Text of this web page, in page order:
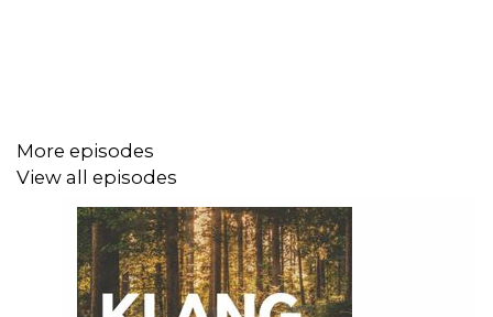
More episodes
View all episodes